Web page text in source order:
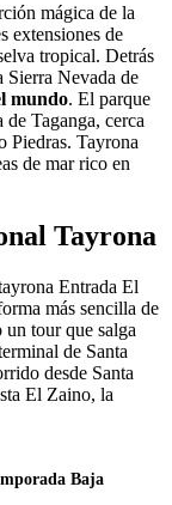
mágica de la
extensiones de
tropical. Detrás
Sierra Nevada de
mundo. El parque
Taganga, cerca
Piedras. Tayrona
de mar rico en
Tayrona
Entrada El
más sencilla de
un tour que salga
de Santa
desde Santa
El Zaino, la
Baja